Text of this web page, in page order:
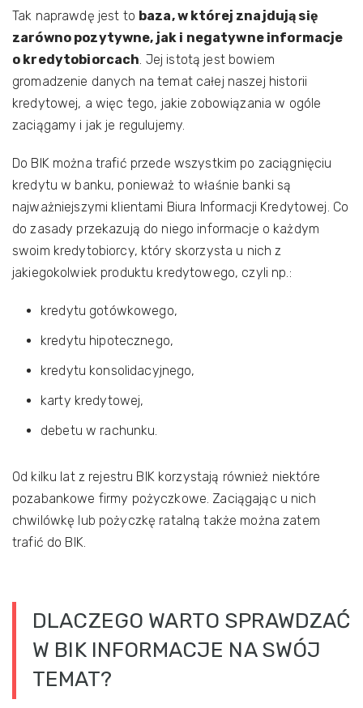
Tak naprawdę jest to baza, w której znajdują się
zarówno pozytywne, jak i negatywne informacje
o kredytobiorcach. Jej istotą jest bowiem
gromadzenie danych na temat całej naszej historii
kredytowej, a więc tego, jakie zobowiązania w ogóle
zaciągamy i jak je regulujemy.
Do BIK można trafić przede wszystkim po zaciągnięciu
kredytu w banku, ponieważ to właśnie banki są
najważniejszymi klientami Biura Informacji Kredytowej. Co
do zasady przekazują do niego informacje o każdym
swoim kredytobiorcy, który skorzysta u nich z
jakiegokolwiek produktu kredytowego, czyli np.:
kredytu gotówkowego,
kredytu hipotecznego,
kredytu konsolidacyjnego,
karty kredytowej,
debetu w rachunku.
Od kilku lat z rejestru BIK korzystają również niektóre
pozabankowe firmy pożyczkowe. Zaciągając u nich
chwilówkę lub pożyczkę ratalną także można zatem
trafić do BIK.
DLACZEGO WARTO SPRAWDZAĆ
W BIK INFORMACJE NA SWÓJ
TEMAT?